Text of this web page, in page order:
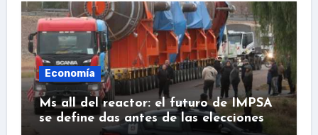
Economía
Ms all del reactor: el futuro de IMPSA
se define das antes de las elecciones